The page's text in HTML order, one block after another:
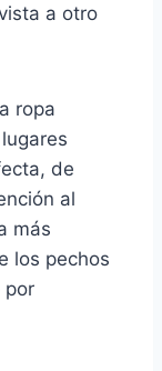
a otro
ropa
de
al
más
los pechos
por